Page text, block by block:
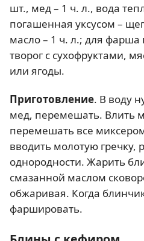
шт., мед – 1 ч. л., вода
погашенная уксусом –
масло – 1 ч. л.; для
творог с сухофруктами,
или ягоды.
Приготовление. В воду
мед, перемешать. Влить
перемешать все
вводить молотую гречку,
однородности. Жарить
смазанной маслом
обжаривая. Когда
фаршировать.